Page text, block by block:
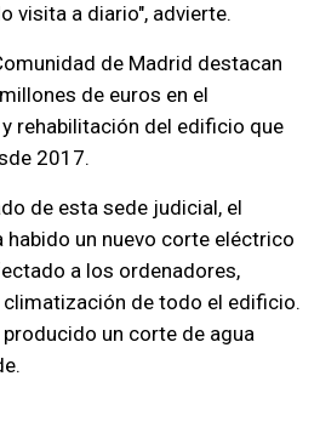
visita a diario", advierte.
de Madrid destacan
de euros en el
rehabilitación del edificio que
2017.
de esta sede judicial, el
habido un nuevo corte eléctrico
a los ordenadores,
de todo el edificio.
un corte de agua